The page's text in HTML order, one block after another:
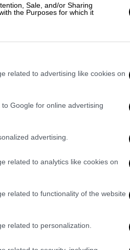
Sale, and/or Sharing
the Purposes for which it
related to advertising like cookies on
Google for online advertising
advertising.
related to analytics like cookies on
related to functionality of the website
related to personalization.
και παρουσιάσαμε
όλη
ελαφρύνσεις
και του
Ανάκαμψης και
του
ότι 7.592
έκαναν αίτηση για
Συνεπώς, δεν
την
σε πολύ μεγάλο
στην αγορά.